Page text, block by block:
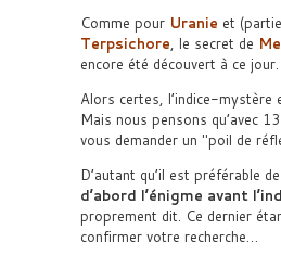
Comme pour Uranie et
Terpsichore, le secret de
encore été découvert à ce jour.
Alors certes, l’indice-mystère
Mais nous pensons qu’avec
vous demander un
poil de
D’autant qu’il est préférable de
d’abord l’énigme avant
proprement dit. Ce dernier
confirmer votre recherche…